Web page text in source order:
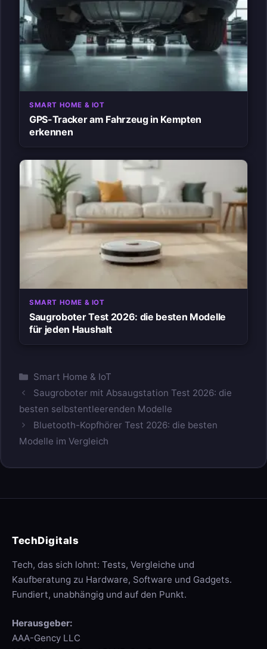
SMART HOME & IOT
GPS-Tracker am Fahrzeug in Kempten
erkennen
SMART HOME & IOT
Saugroboter Test 2026: die besten Modelle
für jeden Haushalt
Kategorien
Smart Home & IoT
Saugroboter mit Absaugstation Test 2026: die
besten selbstentleerenden Modelle
Bluetooth-Kopfhörer Test 2026: die besten
Modelle im Vergleich
TechDigitals
Tech, das sich lohnt: Tests, Vergleiche und
Kaufberatung zu Hardware, Software und Gadgets.
Fundiert, unabhängig und auf den Punkt.
Herausgeber:
AAA-Gency LLC